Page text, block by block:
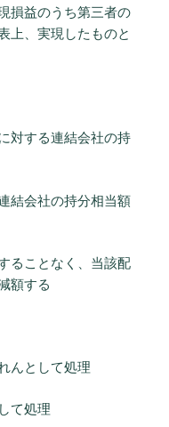
損益のうち第三者の
上、実現したものと
対する連結会社の持
結会社の持分相当額
ることなく、当該配
額する
んとして処理
て処理